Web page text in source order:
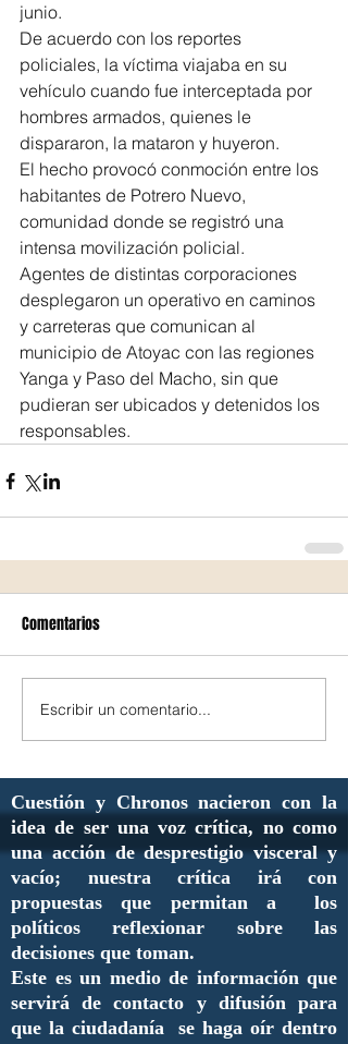
junio.
De acuerdo con los reportes
policiales, la víctima viajaba en su
vehículo cuando fue interceptada por
hombres armados, quienes le
dispararon, la mataron y huyeron.
El hecho provocó conmoción entre los
habitantes de Potrero Nuevo,
comunidad donde se registró una
intensa movilización policial.
Agentes de distintas corporaciones
desplegaron un operativo en caminos
y carreteras que comunican al
municipio de Atoyac con las regiones
Yanga y Paso del Macho, sin que
pudieran ser ubicados y detenidos los
responsables.
Comentarios
Escribir un comentario...
Cuestión y Chronos nacieron con la
idea de ser una voz crítica, no como
una acción de desprestigio visceral y
vacío; nuestra crítica irá con
propuestas que permitan a los
políticos reflexionar sobre las
decisiones que toman.
Este es un medio de información que
servirá de contacto y difusión para
que la ciudadanía se haga oír dentro